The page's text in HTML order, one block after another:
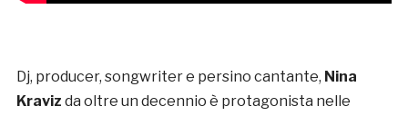
Dj, producer, songwriter e persino cantante, Nina
Kraviz da oltre un decennio è protagonista nelle